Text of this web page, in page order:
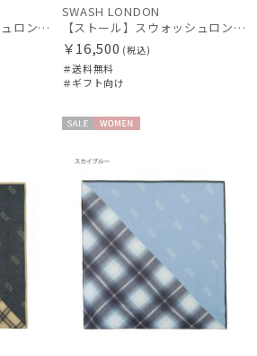
【ストール】スウォッシュロンドン (SWASH LONDON) PICTURE WINDOW STRIPE 90*90 シルクウール
SWASH LONDON
【ストール】スウォッシュロンドン (SWASH LONDON) PICTURE WINDOW STRIPE 90*90 シルクウール
￥16,500 (税込)
＃送料無料
＃ギフト向け
N